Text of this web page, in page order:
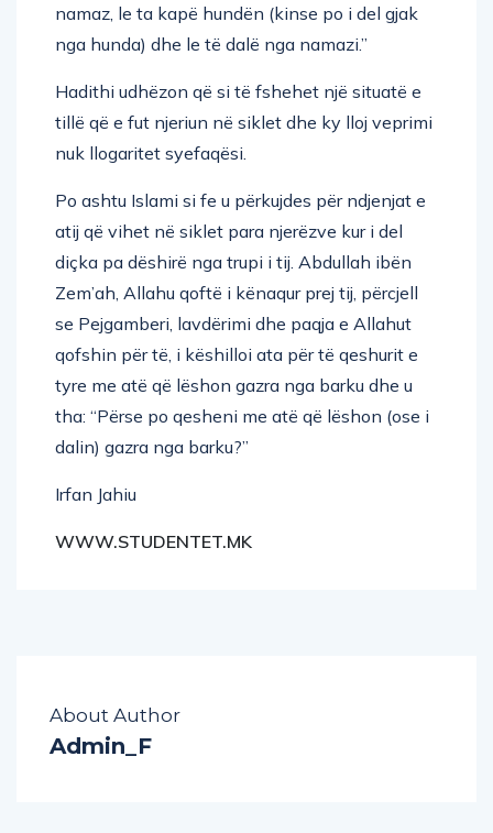
namaz, le ta kapë hundën (kinse po i del gjak
nga hunda) dhe le të dalë nga namazi.”
Hadithi udhëzon që si të fshehet një situatë e
tillë që e fut njeriun në siklet dhe ky lloj veprimi
nuk llogaritet syefaqësi.
Po ashtu Islami si fe u përkujdes për ndjenjat e
atij që vihet në siklet para njerëzve kur i del
diçka pa dëshirë nga trupi i tij. Abdullah ibën
Zem’ah, Allahu qoftë i kënaqur prej tij, përcjell
se Pejgamberi, lavdërimi dhe paqja e Allahut
qofshin për të, i këshilloi ata për të qeshurit e
tyre me atë që lëshon gazra nga barku dhe u
tha: “Përse po qesheni me atë që lëshon (ose i
dalin) gazra nga barku?”
Irfan Jahiu
WWW.STUDENTET.MK
About Author
Admin_F